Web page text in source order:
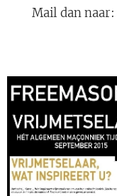
Mail dan naar: